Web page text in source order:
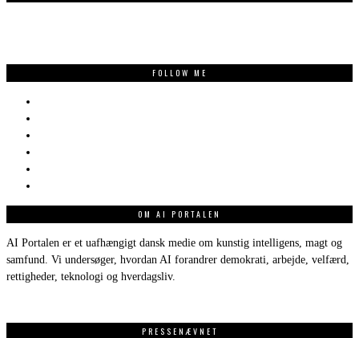
FOLLOW ME
OM AI PORTALEN
AI Portalen er et uafhængigt dansk medie om kunstig intelligens, magt og
samfund. Vi undersøger, hvordan AI forandrer demokrati, arbejde, velfærd,
rettigheder, teknologi og hverdagsliv.
PRESSENÆVNET